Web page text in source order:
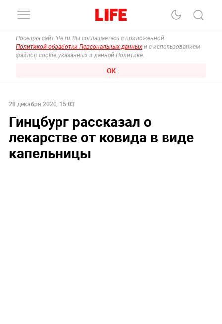
Посещая сайт life.ru, Вы соглашаетесь с приложенной
Политикой обработки Персональных данных и с использованием
файлов cookie, указанных в данной Политике.
ОК
28 декабря 2020, 15:03
Гинцбург рассказал о
лекарстве от ковида в виде
капельницы